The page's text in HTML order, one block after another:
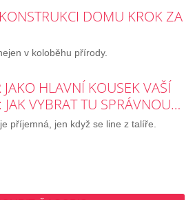
DOMU KROK ZA
v koloběhu přírody.
JAKO HLAVNÍ KOUSEK VAŠÍ
JAK VYBRAT TU SPRÁVNOU…
příjemná, jen když se line z talíře.